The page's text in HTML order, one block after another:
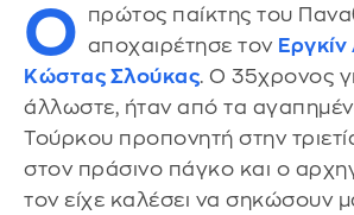
Ο
πρώτος παίκτης του
αποχαιρέτησε τον
Κώστας Σλούκας. Ο 35χρονος
άλλωστε, ήταν από τα
Τούρκου προπονητή στην
στον πράσινο πάγκο και ο
τον είχε καλέσει να σηκώσουν